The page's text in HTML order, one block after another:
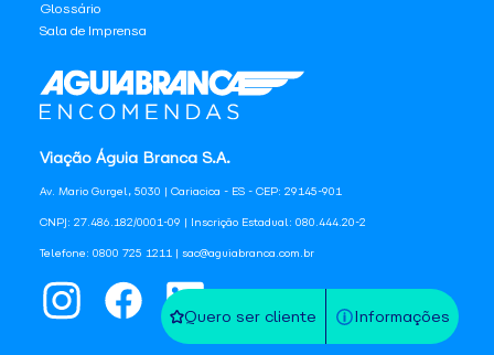
Quero ser cliente Informações
Viação Águia Branca S.A.
Av. Mario Gurgel, 5030 | Cariacica - ES - CEP: 29145-901
CNPJ: 27.486.182/0001-09 | Inscrição Estadual: 080.444.20-2
Telefone: 0800 725 1211 | sac@aguiabranca.com.br
Glossário
Sala de Imprensa